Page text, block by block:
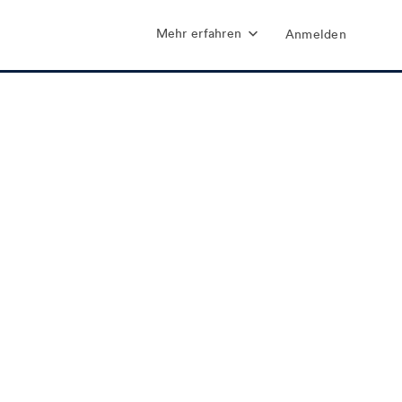
Mehr erfahren Anmelden